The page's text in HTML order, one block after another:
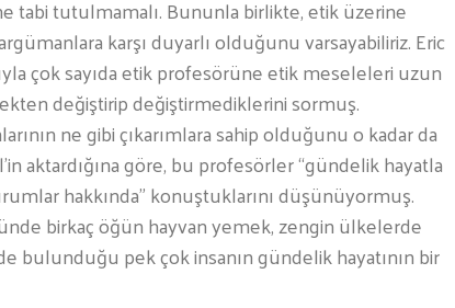
tutulmamalı. Bununla birlikte, etik üzerine
karşı duyarlı olduğunu varsayabiliriz. Eric
çok sayıda etik profesörüne etik meseleleri uzun
değiştirip değiştirmediklerini sormuş.
ne gibi çıkarımlara sahip olduğunu o kadar da
aktardığına göre, bu profesörler “gündelik hayatla
hakkında” konuştuklarını düşünüyormuş.
birkaç öğün hayvan yemek, zengin ülkelerde
bulunduğu pek çok insanın gündelik hayatının bir